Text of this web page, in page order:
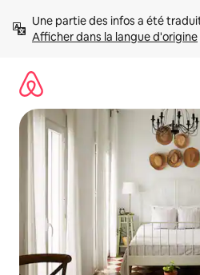
directement
Afficher dans la langue d'origine